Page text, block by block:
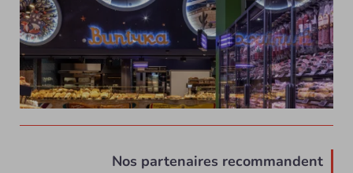
Nos partenaires recommandent